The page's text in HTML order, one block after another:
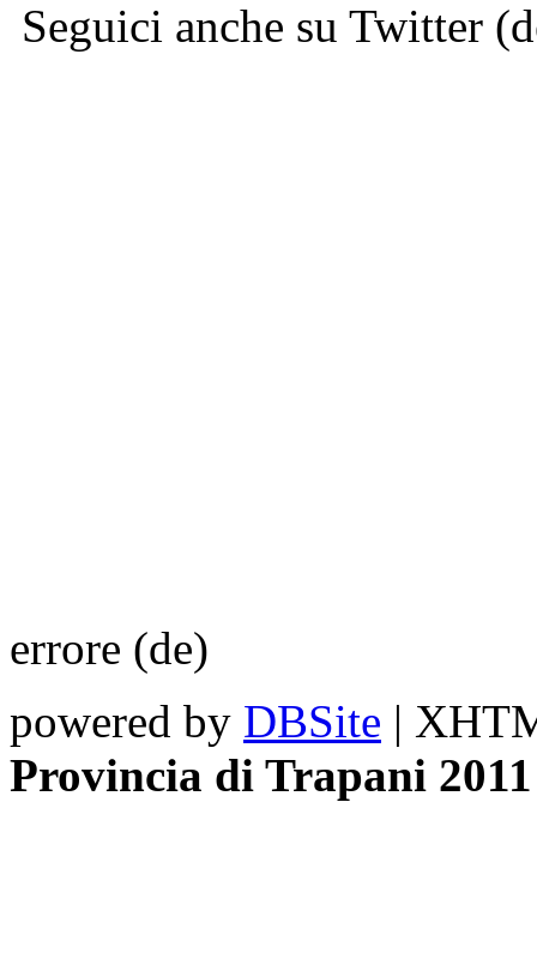
Seguici anche su Twitter
errore (de)
powered by DBSite |
Provincia di Trapani 2011